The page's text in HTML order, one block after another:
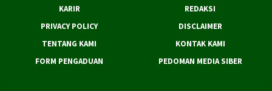
KARIR
REDAKSI
PRIVACY POLICY
DISCLAIMER
TENTANG KAMI
KONTAK KAMI
FORM PENGADUAN
PEDOMAN MEDIA SIBER